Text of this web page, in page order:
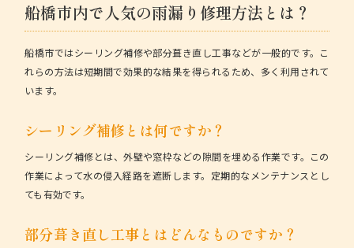
船橋市内で人気の雨漏り修理方法とは？
船橋市ではシーリング補修や部分葺き直し工事などが一般的です。こ
れらの方法は短期間で効果的な結果を得られるため、多く利用されて
います。
シーリング補修とは何ですか？
シーリング補修とは、外壁や窓枠などの隙間を埋める作業です。この
作業によって水の侵入経路を遮断します。 定期的なメンテナンスとし
ても有効です。
部分葺き直し工事とはどんなものですか？